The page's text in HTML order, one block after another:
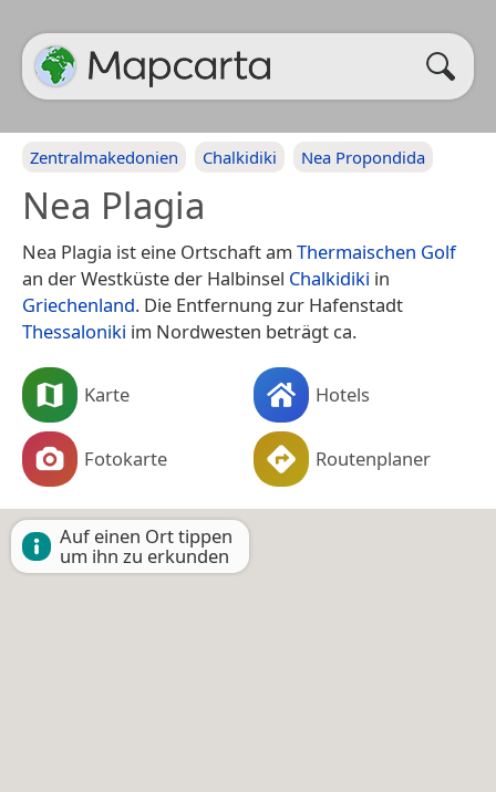
Zentralmakedonien Chalkidiki Nea Propondida
Nea Plagia
Nea Plagia ist eine Ortschaft am Thermaischen Golf
an der Westküste der Halbinsel Chalkidiki in
Griechenland. Die Entfernung zur Hafenstadt
Thessaloniki im Nordwesten beträgt ca.
Karte Hotels
Fotokarte Routenplaner
Auf einen Ort tippen
um ihn zu erkunden